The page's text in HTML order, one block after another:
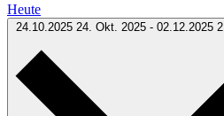
Heute
24.10.2025 24. Okt. 2025 - 02.12.2025